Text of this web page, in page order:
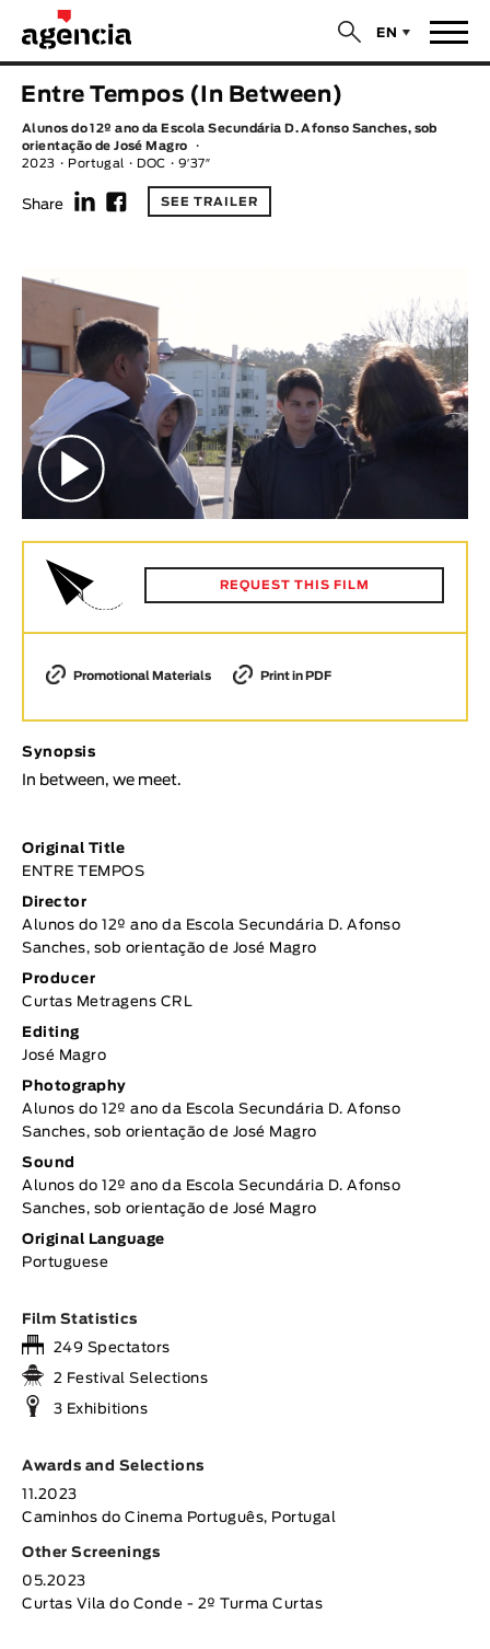
EN
$
News
Films
Directors
Statistics
Animar Films
About Us & Contacts
Curtas Vila do Conde Solar
Animar
ORIGINAL TITLE
ENGLISH TITLE
DIRECTOR
AVAILABLE SUBTITLES
Available Subtitles
YEAR
Year
< / >
Fiction
Animation
Experimental
TOPICS
Selected Topics
Entre Tempos (In Between)
Alunos do 12º ano da Escola Secundária D. Afonso Sanches, sob
orientação de José Magro
2023
Portugal DOC 9′37″
Share f F SEE TRAILER
REQUEST THIS FILM
Promotional Materials Print in PDF
Synopsis
In between, we meet.
Original Title
ENTRE TEMPOS
Director
Alunos do 12º ano da Escola Secundária D. Afonso
Sanches, sob orientação de José Magro
Producer
Curtas Metragens CRL
Editing
José Magro
Photography
Alunos do 12º ano da Escola Secundária D. Afonso
Sanches, sob orientação de José Magro
Sound
Alunos do 12º ano da Escola Secundária D. Afonso
Sanches, sob orientação de José Magro
Original Language
Portuguese
Film Statistics
249 Spectators
2 Festival Selections
3 Exhibitions
Awards and Selections
11.2023
Caminhos do Cinema Português, Portugal
Other Screenings
05.2023
Curtas Vila do Conde - 2º Turma Curtas